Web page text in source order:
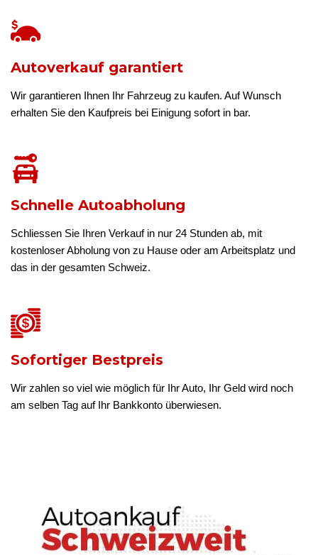
Autoverkauf garantiert
Wir garantieren Ihnen Ihr Fahrzeug zu kaufen. Auf Wunsch
erhalten Sie den Kaufpreis bei Einigung sofort in bar.
Schnelle Autoabholung
Schliessen Sie Ihren Verkauf in nur 24 Stunden ab, mit
kostenloser Abholung von zu Hause oder am Arbeitsplatz und
das in der gesamten Schweiz.
Sofortiger Bestpreis
Wir zahlen so viel wie möglich für Ihr Auto, Ihr Geld wird noch
am selben Tag auf Ihr Bankkonto überwiesen.